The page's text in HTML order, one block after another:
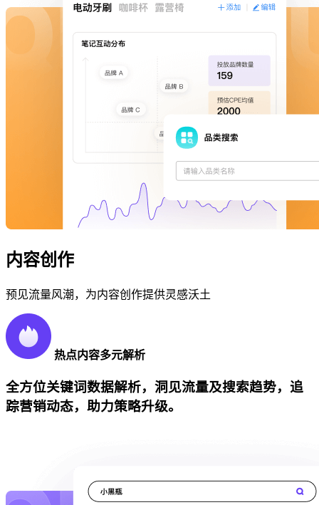
内容创作
预见流量风潮，为内容创作提供灵感沃土
热点内容多元解析
全方位关键词数据解析，洞见流量及搜索趋势，追
踪营销动态，助力策略升级。